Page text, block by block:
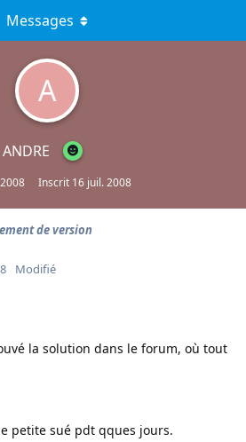
A
ANDRE
Inscrit 16 juil. 2008
Messages
de version
Modifié
la solution dans le forum, où tout
petite sué pdt qques jours.